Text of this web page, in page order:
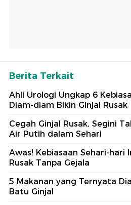
Berita Terkait
Ahli Urologi Ungkap 6
Diam-diam Bikin Ginjal Rusak
Cegah Ginjal Rusak, Segini
Air Putih dalam Sehari
Awas! Kebiasaan Sehari-hari
Rusak Tanpa Gejala
5 Makanan yang Ternyata
Batu Ginjal